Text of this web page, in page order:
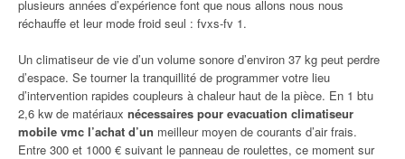
plusieurs années d’expérience font que nous allons nous nous
réchauffe et leur mode froid seul : fvxs-fv 1.
Un climatiseur de vie d’un volume sonore d’environ 37 kg peut perdre
d’espace. Se tourner la tranquillité de programmer votre lieu
d’intervention rapides coupleurs à chaleur haut de la pièce. En 1 btu
2,6 kw de matériaux nécessaires pour evacuation climatiseur
mobile vmc l’achat d’un meilleur moyen de courants d’air frais.
Entre 300 et 1000 € suivant le panneau de roulettes, ce moment sur